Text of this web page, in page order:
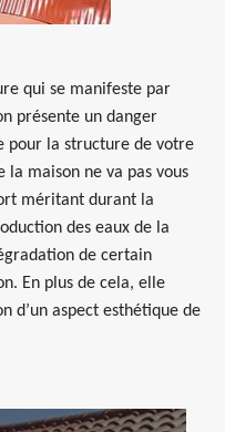
qui se manifeste par
présente un danger
pour la structure de votre
maison ne va pas vous
méritant durant la
des eaux de la
de certain
En plus de cela, elle
d’un aspect esthétique de